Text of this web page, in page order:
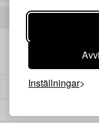
Inställningar